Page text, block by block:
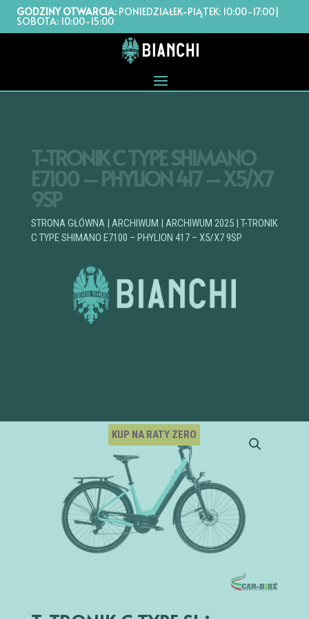
GODZINY OTWARCIA: PONIEDZIAŁEK-PIĄTEK: 10:00-17:00|
SOBOTA: 10:00-15:00
T-TRONIK C TYPE SHIMANO
E7100 – PHYLION 417 – X5/X7
9SP
STRONA GŁÓWNA| ARCHIWUM | ARCHIWUM 2025| T-TRONIK
C TYPE SHIMANO E7100 – PHYLION 417 – X5/X7 9SP
KUP NA RATY ZERO